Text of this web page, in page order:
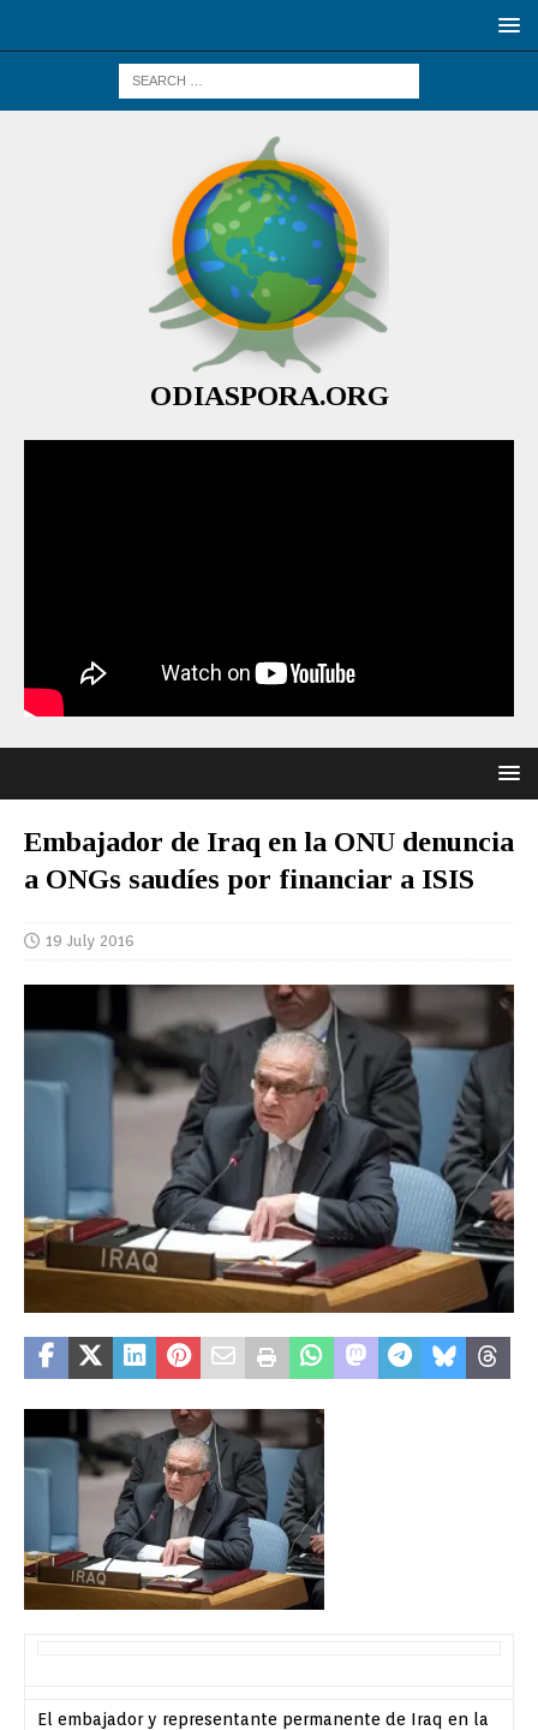
ODIASPORA.ORG
Embajador de Iraq en la ONU denuncia
a ONGs saudíes por financiar a ISIS
19 July 2016
El embajador y representante permanente de Iraq en la